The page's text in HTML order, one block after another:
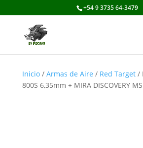
+54 9 3735 64-3479
Inicio/ Armas de Aire / Red Target/
800S 6,35mm + MIRA DISCOVERY